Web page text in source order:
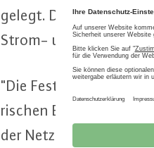
gelegt. Dies würde zu
Strom- und Gasnetze
"Die Fest­le­gung von
ri­schen
der Netz­in­fra­struk­tur